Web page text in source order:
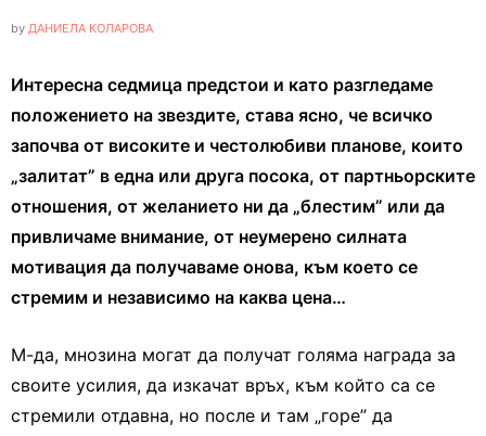
by ДАНИЕЛА КОЛАРОВА
Интересна седмица предстои и като разгледаме
положението на звездите, става ясно, че всичко
започва от високите и честолюбиви планове, които
„залитат” в една или друга посока, от партньорските
отношения, от желанието ни да „блестим” или да
привличаме внимание, от неумерено силната
мотивация да получаваме онова, към което се
стремим и независимо на каква цена…
М-да, мнозина могат да получат голяма награда за
своите усилия, да изкачат връх, към който са се
стремили отдавна, но после и там „горе” да